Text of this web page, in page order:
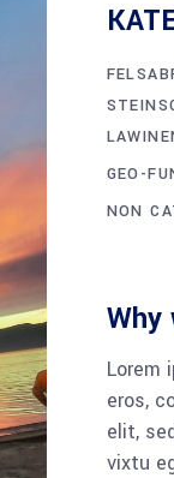
GEO-
NON
Why
Lorem
eros,
elit,
vixtu